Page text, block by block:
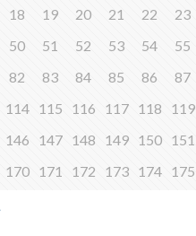
18 19 20 21 22 23
50 51 52 53 54 55
82 83 84 85 86 87
114 115 116 117 118 119
146 147 148 149 150 151
170 171 172 173 174 175